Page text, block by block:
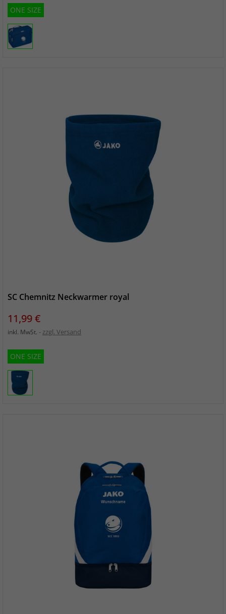
ONE SIZE
SC Chemnitz Neckwarmer royal
Preis
11,99 €
inkl. MwSt. zzgl. Versand
ONE SIZE